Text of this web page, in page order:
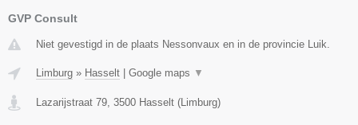
GVP Consult
Niet gevestigd in de plaats Nessonvaux en in de provincie Luik.
Limburg » Hasselt Google maps ▼
Lazarijstraat 79, 3500 Hasselt (Limburg)